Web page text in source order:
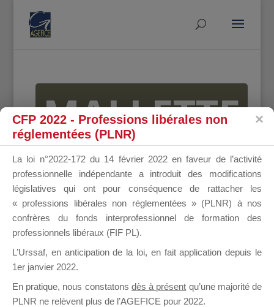
MALLETTE
DU
DIRIGEANT
il y a un mois
CFP 2022 - Professions libérales non
réglementées (PLNR)
La loi n°2022-172 du 14 février 2022 en faveur de l’activité
professionnelle indépendante a introduit des modifications
législatives qui ont pour conséquence de rattacher les
« professions libérales non réglementées » (PLNR) à nos
confrères du fonds interprofessionnel de formation des
professionnels libéraux (FIF PL).
L’Urssaf, en anticipation de la loi, en fait application depuis le
1er janvier 2022.
En pratique, nous constatons dès à présent qu’une majorité de
PLNR ne relèvent plus de l’AGEFICE pour 2022.